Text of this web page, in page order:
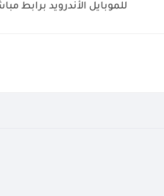
للموبايل الأندرويد برابط